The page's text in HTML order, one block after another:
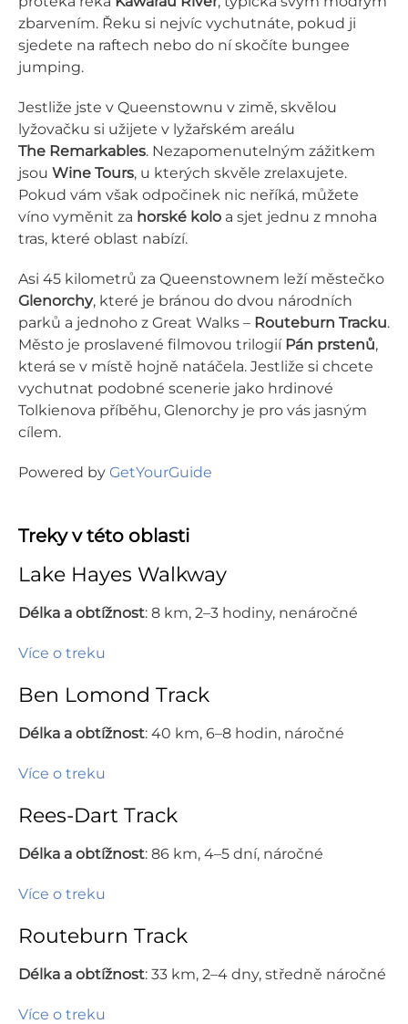
zbarvením. Řeku si nejvíc vychutnáte, pokud ji
sjedete na raftech nebo do ní skočíte bungee
jumping.
Jestliže jste v Queenstownu v zimě, skvělou
lyžovačku si užijete v lyžařském areálu
The Remarkables. Nezapomenutelným zážitkem
jsou Wine Tours, u kterých skvěle zrelaxujete.
Pokud vám však odpočinek nic neříká, můžete
víno vyměnit za horské kolo a sjet jednu z mnoha
tras, které oblast nabízí.
Asi 45 kilometrů za Queenstownem leží městečko
Glenorchy, které je bránou do dvou národních
parků a jednoho z Great Walks – Routeburn Tracku.
Město je proslavené filmovou trilogií Pán prstenů,
která se v místě hojně natáčela. Jestliže si chcete
vychutnat podobné scenerie jako hrdinové
Tolkienova příběhu, Glenorchy je pro vás jasným
cílem.
Powered by GetYourGuide
Treky v této oblasti
Lake Hayes Walkway
Délka a obtížnost: 8 km, 2–3 hodiny, nenáročné
Více o treku
Ben Lomond Track
Délka a obtížnost: 40 km, 6–8 hodin, náročné
Více o treku
Rees-Dart Track
Délka a obtížnost: 86 km, 4–5 dní, náročné
Více o treku
Routeburn Track
Délka a obtížnost: 33 km, 2–4 dny, středně náročné
Více o treku